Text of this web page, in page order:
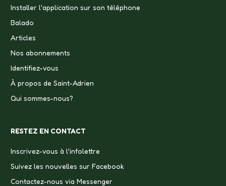
Installer l'application sur son téléphone
Balado
Articles
Nos abonnements
Identifiez-vous
À propos de Saint-Adrien
Qui sommes-nous?
RESTEZ EN CONTACT
Inscrivez-vous à l'infolettre
Suivez les nouvelles sur Facebook
Contactez-nous via Messenger